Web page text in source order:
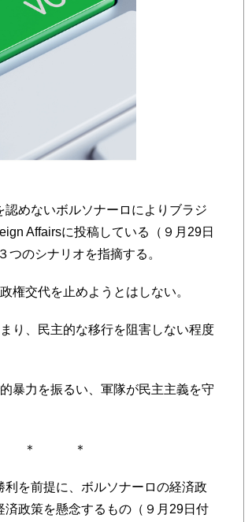
めないボルソナーロによりブラジ
Affairsに投稿している（９月29日
つのシナリオを指摘する。
権交代を止めようとはしない。
り、民主的な移行を阻害しない程度
暴力を振るい、軍隊が民主主義を守
＊ ＊
を前提に、ボルソナーロの経済政
政策を懸念するもの（９月29日付